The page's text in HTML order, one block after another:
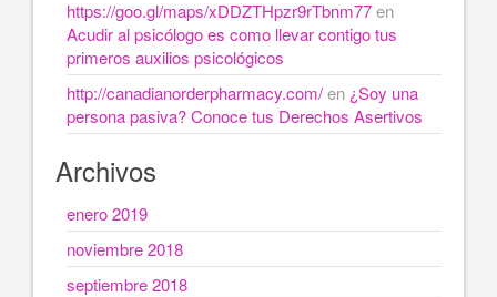
https://goo.gl/maps/xDDZTHpzr9rTbnm77en
Acudir al psicólogo es como llevar contigo tus
primeros auxilios psicológicos
http://canadianorderpharmacy.com/en ¿Soy una
persona pasiva? Conoce tus Derechos Asertivos
Archivos
enero 2019
noviembre 2018
septiembre 2018